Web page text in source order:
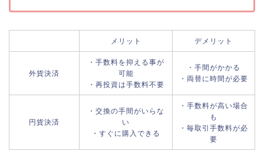
メリット デメリット
外貨決済
・手数料を抑える事が
可能
・再投資は手数料不要
・手間がかかる
・両替に時間が必要
円貨決済
・交換の手間がいらな
い
・すぐに購入できる
・手数料が高い場合
も
・毎取引手数料が必
要